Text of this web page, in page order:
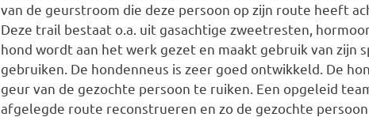
van de geurstroom die deze persoon op zijn route heeft
Deze trail bestaat o.a. uit gasachtige zweetresten,
hond wordt aan het werk gezet en maakt gebruik van zijn
gebruiken. De hondenneus is zeer goed ontwikkeld. De
geur van de gezochte persoon te ruiken. Een opgeleid
afgelegde route reconstrueren en zo de gezochte